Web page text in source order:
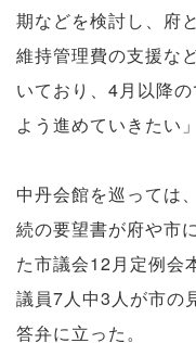
期などを検討し、府
維持管理費の支援な
いており、4月以降
よう進めていきたい
中丹会館を巡っては
続の要望書が府や市
た市議会12月定例会
議員7人中3人が市の
答弁に立った。